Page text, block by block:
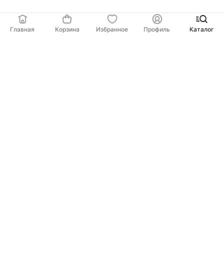
Главная Корзина Избранное Профиль Каталог